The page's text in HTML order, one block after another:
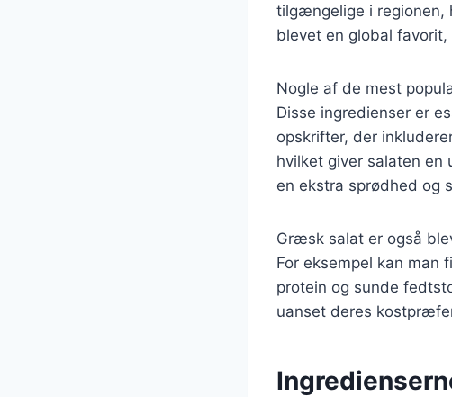
tilgængelige i
blevet en global
Nogle af de mest
Disse ingredienser er
opskrifter, der
hvilket giver salaten en
en ekstra sprødhed og
Græsk salat er også
For eksempel kan
protein og sunde
uanset deres